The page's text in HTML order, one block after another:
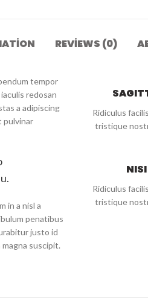
REVIEWS (0)
tempor
redosan
a adipiscing
pulvinar
in a nisl a
penatibus
justo id
suscipit.
Ridiculus
tristique
Ridiculus
tristique